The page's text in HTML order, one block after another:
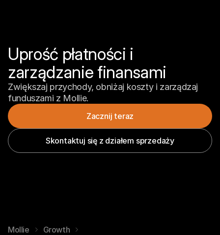
Uprość płatności i
zarządzanie finansami
Zwiększaj przychody, obniżaj koszty i zarządzaj
funduszami z Mollie.
Zacznij teraz
Skontaktuj się z działem sprzedaży
Mollie
Growth